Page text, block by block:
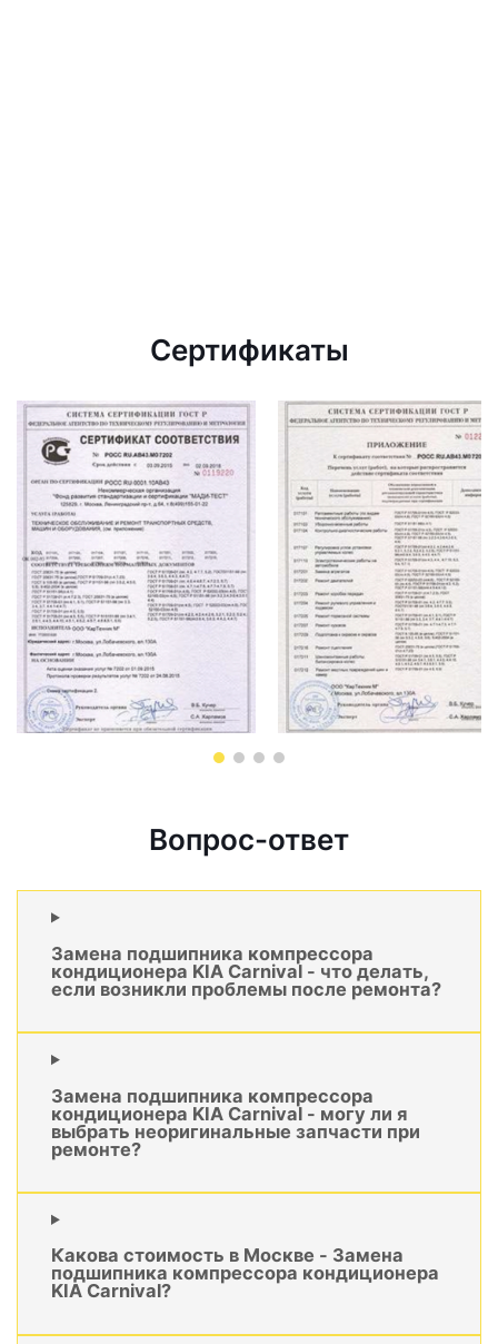
Сертификаты
Вопрос-ответ
Замена подшипника компрессора
кондиционера KIA Carnival - что делать,
если возникли проблемы после ремонта?
Замена подшипника компрессора
кондиционера KIA Carnival - могу ли я
выбрать неоригинальные запчасти при
ремонте?
Какова стоимость в Москве - Замена
подшипника компрессора кондиционера
KIA Carnival?